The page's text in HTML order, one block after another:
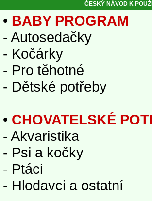
ČESKÝ NÁVOD K
• BABY PROGRAM
- Autosedačky
- Kočárky
- Pro těhotné
- Dětské potřeby
• CHOVATELSKÉ
- Akvaristika
- Psi a kočky
- Ptáci
- Hlodavci a ostatní